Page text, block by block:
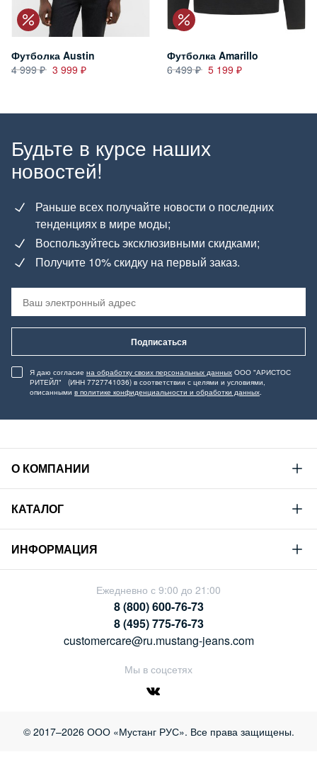
Футболка Austin
4 999
3 999
Футболка Amarillo
6 499
5 199
Будьте в курсе наших
новостей!
Раньше всех получайте новости о последних
тенденциях в мире моды;
Воспользуйтесь эксклюзивными скидками;
Получите 10% скидку на первый заказ.
Подписаться
Я даю согласие на обработку своих персональных данных ООО "АРИСТОС
РИТЕЙЛ" (ИНН 7727741036) в соответствии с целями и условиями,
описанными в политике конфиденциальности и обработки данных
О КОМПАНИИ
Mustang
Философия
Устойчивое развитие
Сотрудничество
КАТАЛОГ
Новая коллекция
Гид по мужскому дениму
Гид по женскому дениму
ИНФОРМАЦИЯ
Условия продажи
Политика конфиденциальности
Ежедневно с 9:00 до 21:00
8 (800) 600-76-73
8 (495) 775-76-73
customercare@ru.mustang-jeans.com
Мы в соцсетях
© 2017–2026 ООО «Мустанг РУС». Все права защищены.